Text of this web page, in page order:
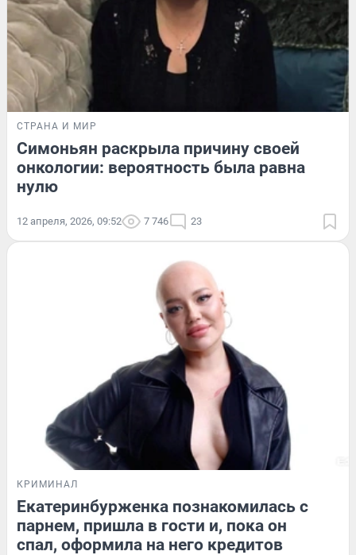
СТРАНА И МИР
Симоньян раскрыла причину своей
онкологии: вероятность была равна
нулю
12 апреля, 2026, 09:52 7 746 23
КРИМИНАЛ
Екатеринбурженка познакомилась с
парнем, пришла в гости и, пока он
спал, оформила на него кредитов